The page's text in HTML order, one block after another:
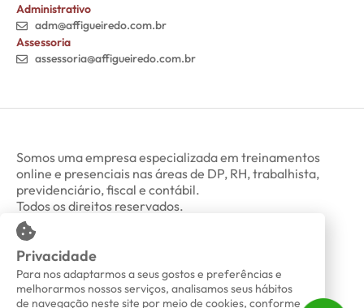
Administrativo
adm@affigueiredo.com.br
Assessoria
assessoria@affigueiredo.com.br
Somos uma empresa especializada em treinamentos
online e presenciais nas áreas de DP, RH, trabalhista,
previdenciário, fiscal e contábil.
Todos os direitos reservados.
Minha Conta Política de Privacidade
Privacidade
Para nos adaptarmos a seus gostos e preferências e
melhorarmos nossos serviços, analisamos seus hábitos
de navegação neste site por meio de cookies, conforme